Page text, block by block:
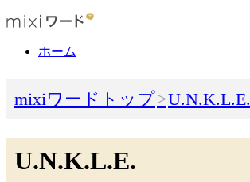
ホーム
mixiワードトップ U.N.K.L.E.
U.N.K.L.E.